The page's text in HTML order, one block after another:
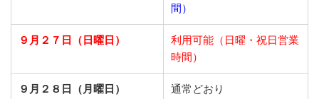
間）
９月２７日（日曜日）
利用可能（日曜・祝日営業
時間）
９月２８日（月曜日） 通常どおり